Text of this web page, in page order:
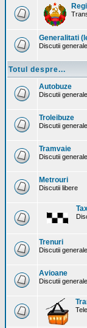
Generalitati
Discutii
Totul despre...
Autobuze
Discutii
Troleibuze
Discutii
Tramvaie
Discutii
Metrouri
Discutii libere
Trenuri
Discutii
Avioane
Discutii